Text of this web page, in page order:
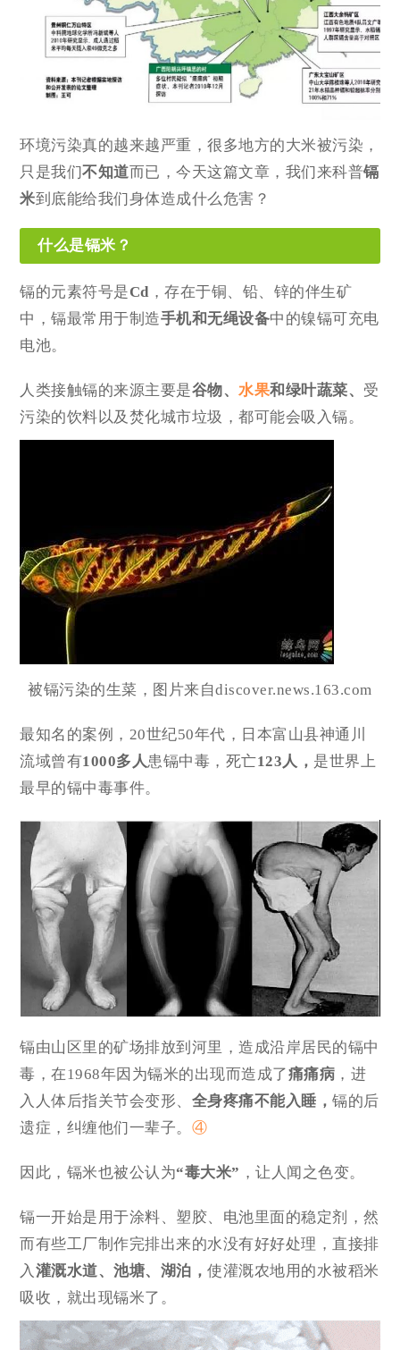
环境污染真的越来越严重，很多地方的大米被污染，
只是我们不知道而已，今天这篇文章，我们来科普镉
米到底能给我们身体造成什么危害？
什么是镉米？
镉的元素符号是Cd，存在于铜、铅、锌的伴生矿
中，镉最常用于制造手机和无绳设备中的镍镉可充电
电池。
人类接触镉的来源主要是谷物、水果和绿叶蔬菜、 受
污染的饮料以及焚化城市垃圾，都可能会吸入镉。
被镉污染的生菜，图片来自discover.news.163.com
最知名的案例，20世纪50年代，日本富山县神通川
流域曾有1000多人患镉中毒，死亡123人， 是世界上
最早的镉中毒事件。
镉由山区里的矿场排放到河里，造成沿岸居民的镉中
毒，在1968年因为镉米的出现而造成了痛痛病 ，进
入人体后指关节会变形、 全身疼痛不能入睡，镉的后
遗症，纠缠他们一辈子。 ④
因此，镉米也被公认为“毒大米” ，让人闻之色变。
镉一开始是用于涂料、塑胶、电池里面的稳定剂，然
而有些工厂制作完排出来的水没有好好处理，直接排
入 灌溉水道、池塘、湖泊，使灌溉农地用的水被稻米
吸收，就出现镉米了。